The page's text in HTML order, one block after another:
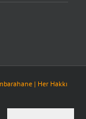
| Her Hakkı